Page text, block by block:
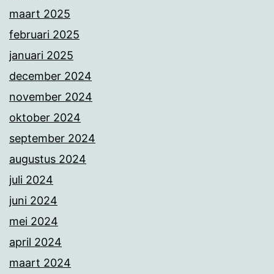
maart 2025
februari 2025
januari 2025
december 2024
november 2024
oktober 2024
september 2024
augustus 2024
juli 2024
juni 2024
mei 2024
april 2024
maart 2024